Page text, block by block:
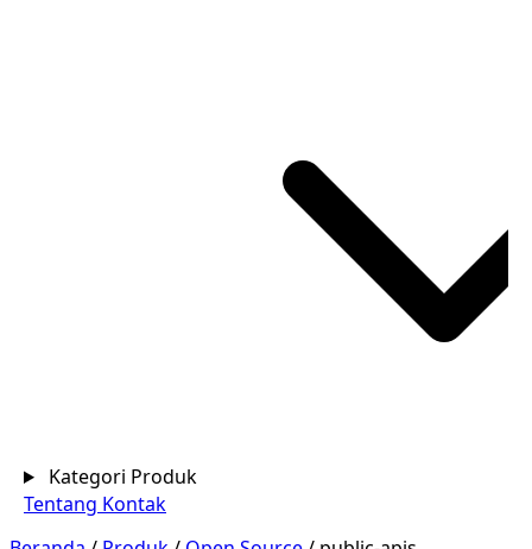
Kategori Produk
Tentang Kontak